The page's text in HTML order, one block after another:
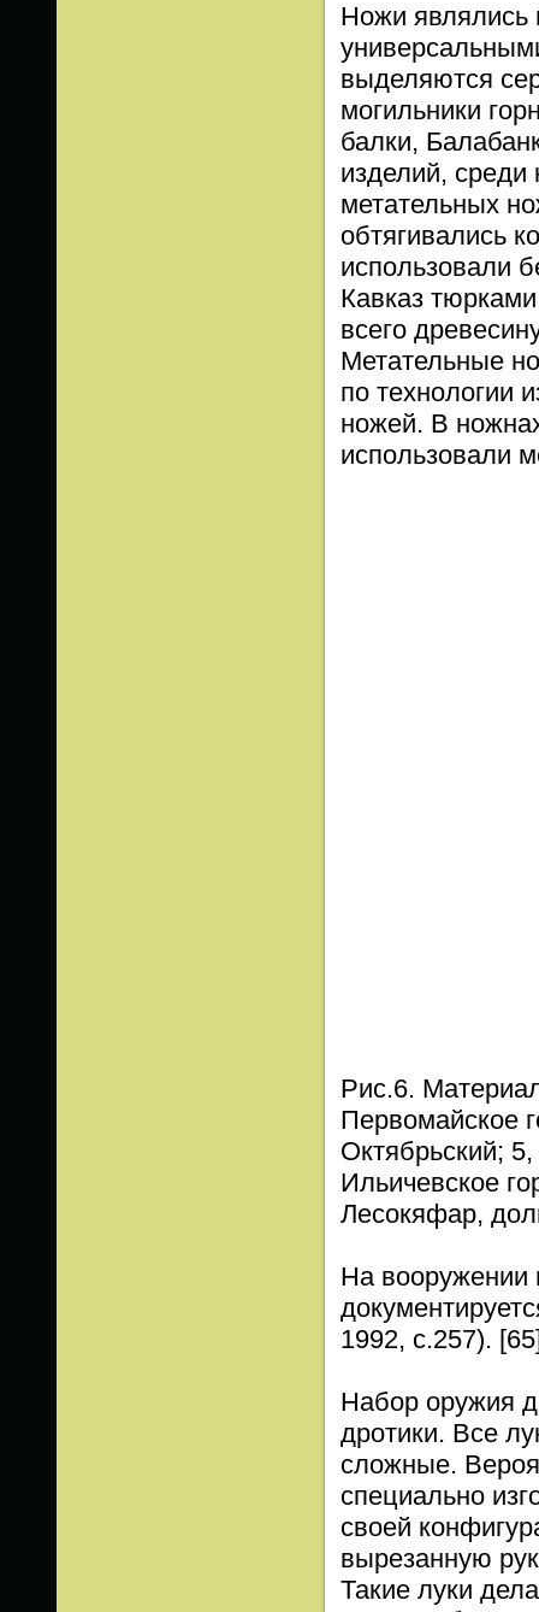
Ножи являлись
выделяются
могильники
балки,
изделий,
метательных
обтягивались
использовали
Кавказ
всего
Метательные
по технологии
ножей. В
использовали
Рис.6.
Первомайское
Октябрьский;
Ильичевское
Лесокяфар,
На вооружении
1992, с.257).
Набор оружия
дротики. Все
сложные.
специально
своей
вырезанную
Такие луки